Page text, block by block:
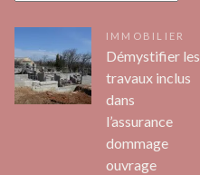
IMMOBILIER
Démystifier les
travaux inclus
dans
l’assurance
dommage
ouvrage